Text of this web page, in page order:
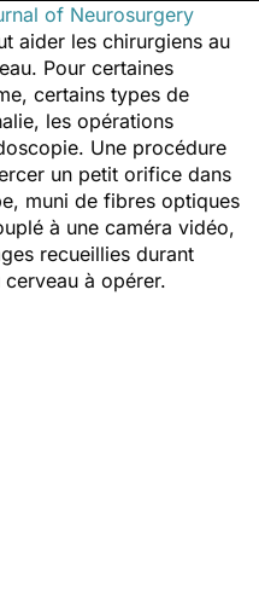
of Neurosurgery
aider les chirurgiens au
Pour certaines
certains types de
les opérations
Une procédure
un petit orifice dans
muni de fibres optiques
à une caméra vidéo,
recueillies durant
à opérer.